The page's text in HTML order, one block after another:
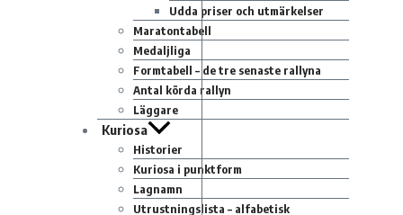
Udda priser och utmärkelser
Maratontabell
Medaljliga
Formtabell – de tre senaste rallyna
Antal körda rallyn
Läggare
Kuriosa
Historier
Kuriosa i punktform
Lagnamn
Utrustningslista – alfabetisk